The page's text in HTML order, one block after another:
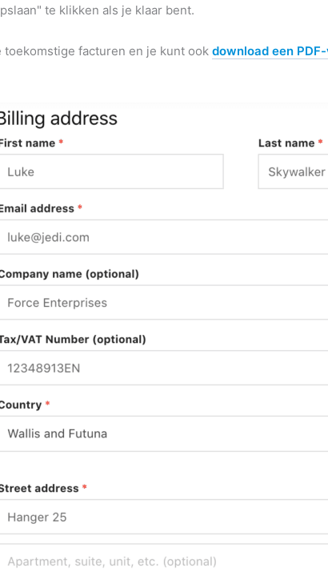
te klikken als je klaar bent.
facturen en je kunt ook download een